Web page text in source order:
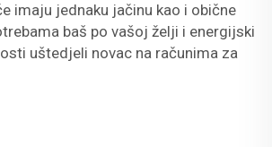
imaju jednaku jačinu kao i obične
baš po vašoj želji i energijski
uštedjeli novac na računima za